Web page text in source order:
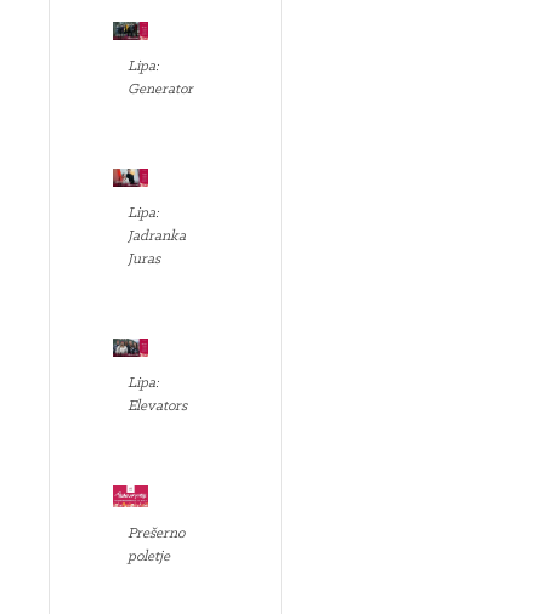
Lipa:
Generator
Lipa:
Jadranka
Juras
Lipa:
Elevators
Prešerno
poletje